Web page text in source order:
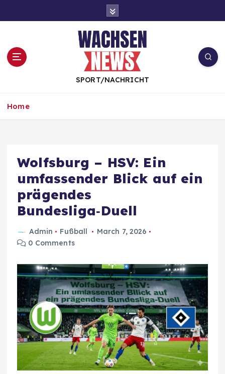
e
SPORT/NACHRICHT
Home
Wolfsburg – HSV: Ein
umfassender Blick auf ein
prägendes
Bundesliga‑Duell
Admin Fußball
March 7, 2026
0 Comments